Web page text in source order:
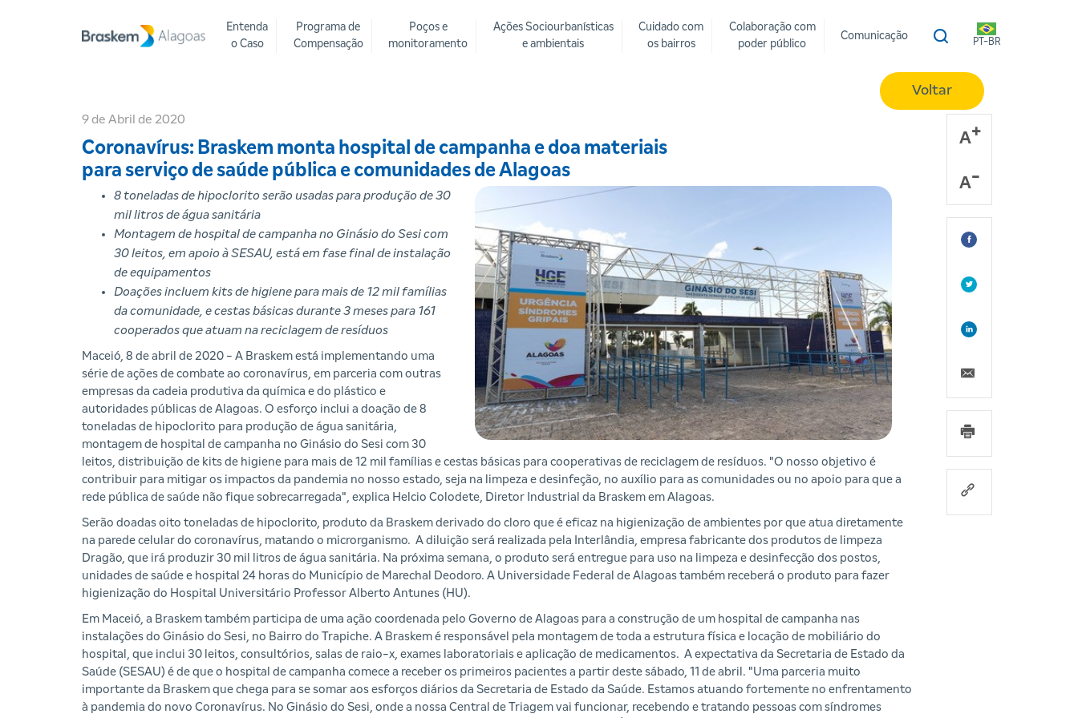
Entenda
o Caso
Programa de
Compensação
Poços e
monitoramento
Ações Sociourbanísticas
e ambientais
Cuidado com
os bairros
Colaboração com
poder público
Comunicação
PT-BR
Voltar
9 de Abril de 2020
Coronavírus: Braskem monta hospital de campanha e doa materiais
para serviço de saúde pública e comunidades de Alagoas
A
A
8 toneladas de hipoclorito serão usadas para produção de 30
mil litros de água sanitária
Montagem de hospital de campanha no Ginásio do Sesi com
30 leitos, em apoio à SESAU, está em fase final de instalação
de equipamentos
Doações incluem kits de higiene para mais de 12 mil famílias
da comunidade, e cestas básicas durante 3 meses para 161
cooperados que atuam na reciclagem de resíduos
Maceió, 8 de abril de 2020 - A Braskem está implementando uma
série de ações de combate ao coronavírus, em parceria com outras
empresas da cadeia produtiva da química e do plástico e
autoridades públicas de Alagoas. O esforço inclui a doação de 8
toneladas de hipoclorito para produção de água sanitária,
montagem de hospital de campanha no Ginásio do Sesi com 30
leitos, distribuição de kits de higiene para mais de 12 mil famílias e cestas básicas para cooperativas de reciclagem de resíduos. "O nosso objetivo é
contribuir para mitigar os impactos da pandemia no nosso estado, seja na limpeza e desinfeção, no auxílio para as comunidades ou no apoio para que a
rede pública de saúde não fique sobrecarregada", explica Helcio Colodete, Diretor Industrial da Braskem em Alagoas.
Serão doadas oito toneladas de hipoclorito, produto da Braskem derivado do cloro que é eficaz na higienização de ambientes por que atua diretamente
na parede celular do coronavírus, matando o microrganismo. A diluição será realizada pela Interlândia, empresa fabricante dos produtos de limpeza
Dragão, que irá produzir 30 mil litros de água sanitária. Na próxima semana, o produto será entregue para uso na limpeza e desinfecção dos postos,
unidades de saúde e hospital 24 horas do Município de Marechal Deodoro. A Universidade Federal de Alagoas também receberá o produto para fazer
higienização do Hospital Universitário Professor Alberto Antunes (HU).
Em Maceió, a Braskem também participa de uma ação coordenada pelo Governo de Alagoas para a construção de um hospital de campanha nas
instalações do Ginásio do Sesi, no Bairro do Trapiche. A Braskem é responsável pela montagem de toda a estrutura física e locação de mobiliário do
hospital, que inclui 30 leitos, consultórios, salas de raio-x, exames laboratoriais e aplicação de medicamentos. A expectativa da Secretaria de Estado da
Saúde (SESAU) é de que o hospital de campanha comece a receber os primeiros pacientes a partir deste sábado, 11 de abril. "Uma parceria muito
importante da Braskem que chega para se somar aos esforços diários da Secretaria de Estado da Saúde. Estamos atuando fortemente no enfrentamento
à pandemia do novo Coronavírus. No Ginásio do Sesi, onde a nossa Central de Triagem vai funcionar, recebendo e tratando pessoas com síndromes